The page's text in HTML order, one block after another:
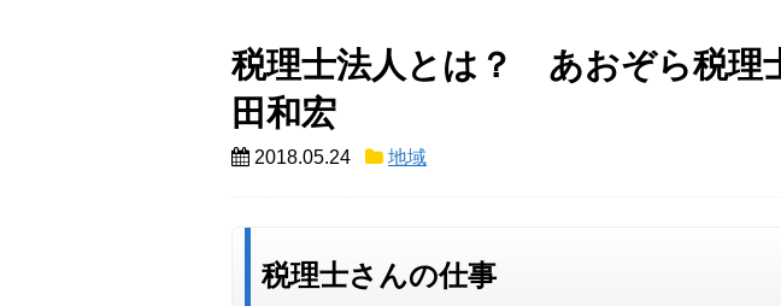
税理士法人とは？ あおぞら税
田和宏
2018.05.24 地域
税理士さんの仕事